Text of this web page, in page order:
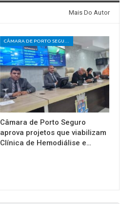
Mais Do Autor
Câmara de Porto Seguro
aprova projetos que viabilizam
Clínica de Hemodiálise e…